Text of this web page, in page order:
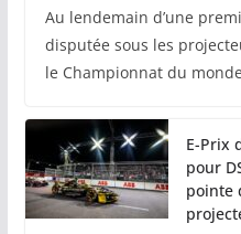
Au lendemain d’une
disputée sous les
le Championnat du
E-Prix
pour
pointe